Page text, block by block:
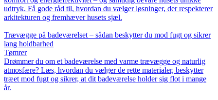
udtryk. Få gode råd til, hvordan du vælger løsninger, der respekterer
arkitekturen og fremhæver husets sjæl.
Trævægge på badeværelset – sådan beskytter du mod fugt og sikrer
lang holdbarhed
Tømrer
Drømmer du om et badeværelse med varme trævægge og naturlig
atmosfære? Læs, hvordan du vælger de rette materialer, beskytter
træet mod fugt og sikrer, at dit badeværelse holder sig flot i mange
år.